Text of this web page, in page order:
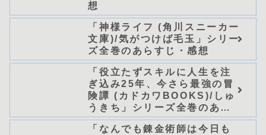
想
「神様ライフ (角川スニーカー
文庫)/気がつけば毛玉」シリー
ズ全巻のあらすじ・感想
「役立たずスキルに人生を注
ぎ込み25年、今さら最強の冒
険譚 (カドカワBOOKS)/しゅ
うきち」シリーズ全巻のあら
すじ・感想
「なんでも錬金術師は今日も